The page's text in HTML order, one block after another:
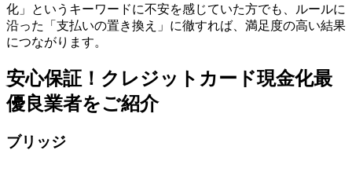
化」というキーワードに不安を感じていた方でも、ルールに
沿った「支払いの置き換え」に徹すれば、満足度の高い結果
につながります。
安心保証！クレジットカード現金化最
優良業者をご紹介
ブリッジ